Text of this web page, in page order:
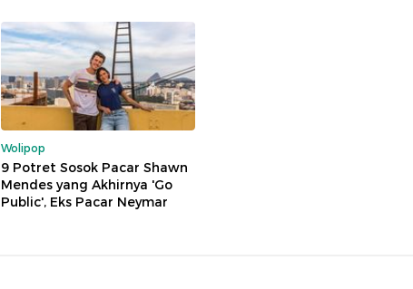
Wolipop
9 Potret Sosok Pacar Shawn
Mendes yang Akhirnya 'Go
Public', Eks Pacar Neymar